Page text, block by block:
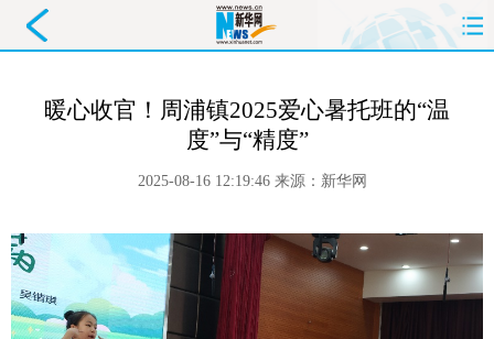
产经 金融
文化
健康 图片
廉政 原创 长三角
暖心收官！周浦镇2025爱心暑托班的“温
度”与“精度”
2025-08-16 12:19:46 来源： 新华网